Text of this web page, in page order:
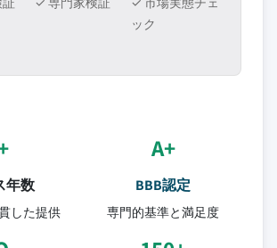
ック
年数
した提供
A+
BBB認定
専門的基準と満足度